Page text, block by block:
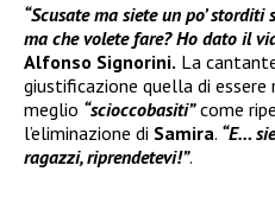
“Scusate ma siete un po’ storditi
ma che volete fare? Ho dato il
Alfonso Signorini. La
giustificazione quella di
meglio “scioccobasiti”come
l’eliminazione di Samira. “E…
ragazzi, riprendetevi!”.